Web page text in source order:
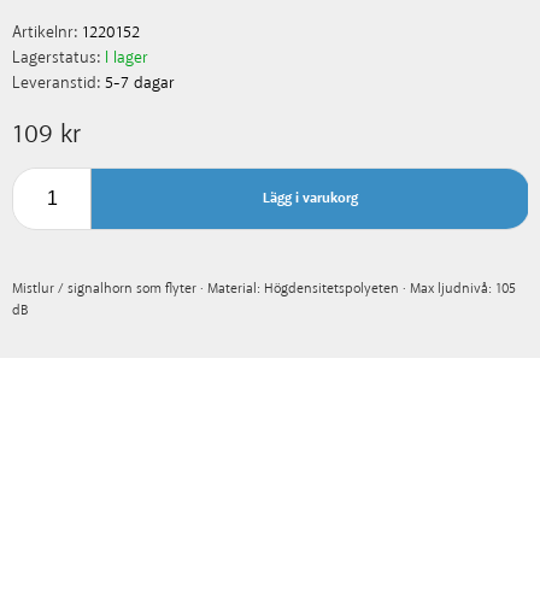
Artikelnr: 1220152
Lagerstatus: I lager
Leveranstid: 5-7 dagar
109 kr
Lägg i varukorg
Mistlur / signalhorn som flyter · Material: Högdensitetspolyeten · Max ljudnivå: 105
dB